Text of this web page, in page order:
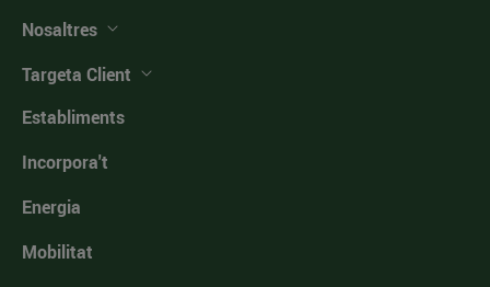
Nosaltres
Targeta Client
Establiments
Incorpora't
Energia
Mobilitat